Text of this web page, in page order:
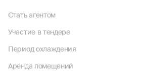
Стать агентом
Участие в тендере
Период охлаждения
Аренда помещений